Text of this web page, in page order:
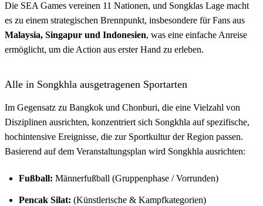
Die SEA Games vereinen 11 Nationen, und Songklas Lage macht
es zu einem strategischen Brennpunkt, insbesondere für Fans aus
Malaysia, Singapur und Indonesien, was eine einfache Anreise
ermöglicht, um die Action aus erster Hand zu erleben.
Alle in Songkhla ausgetragenen Sportarten
Im Gegensatz zu Bangkok und Chonburi, die eine Vielzahl von
Disziplinen ausrichten, konzentriert sich Songkhla auf spezifische,
hochintensive Ereignisse, die zur Sportkultur der Region passen.
Basierend auf dem Veranstaltungsplan wird Songkhla ausrichten:
Fußball: Männerfußball (Gruppenphase / Vorrunden)
Pencak Silat: (Künstlerische & Kampfkategorien)